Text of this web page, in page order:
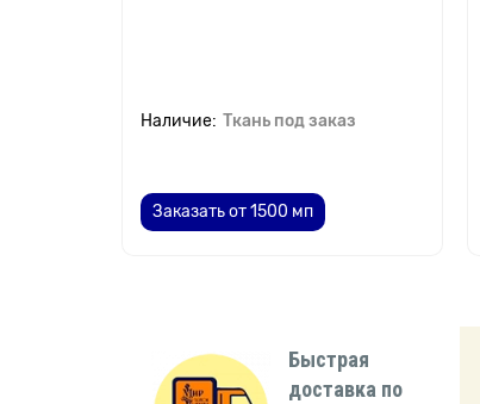
Ткань под заказ
Заказать от 1500 мп
Быстрая
доставка по